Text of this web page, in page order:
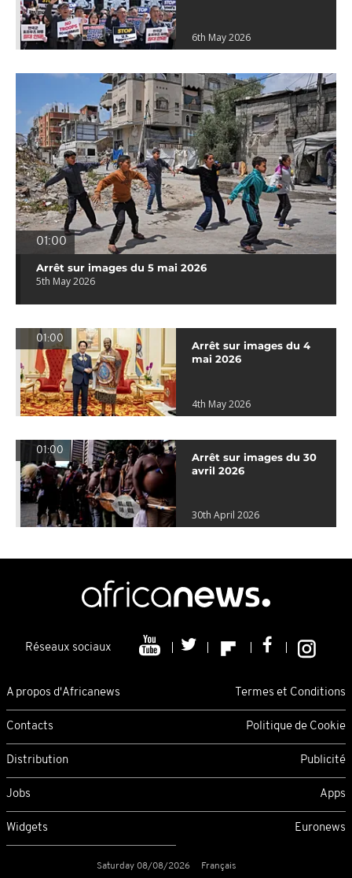
6th May 2026
01:00
Arrêt sur images du 5 mai 2026
5th May 2026
01:00
Arrêt sur images du 4
mai 2026
4th May 2026
01:00
Arrêt sur images du 30
avril 2026
30th April 2026
Réseaux sociaux
A propos d'Africanews Termes et Conditions
Contacts Politique de Cookie
Distribution Publicité
Jobs Apps
Widgets Euronews
Saturday 08/08/2026